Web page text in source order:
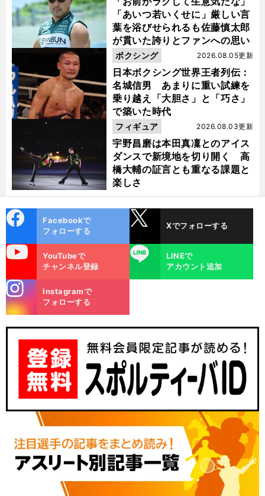
ち
」
こ
「あいつ若いくせに」厳しい言
葉を浴びせられるも佐藤慎太郎
が貫いた誇りとファンへの思い
日本ボクシング世界王者列伝：
名城信男 あまりに重い試練を
乗り越え「大胆さ」と「巧さ」
で築いた時代
2026.08.05更新
ボクシング
宇野昌磨は本田真凜とのアイス
ダンスで新境地を切り開く 高
橋大輔の証言とも重なる課題と
楽しさ
2026.08.03更新
フィギュア
ok
Facebookで
フォローする
Xでフォローする
YouTubeで
チャンネル登録
LINE
LINEで
アカウント追加
m
Instagramで
フォローする